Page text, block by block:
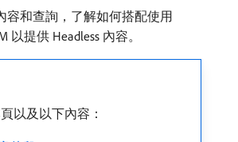
容和查詢，了解如何搭配使用
以提供 Headless 內容。
以及以下內容：